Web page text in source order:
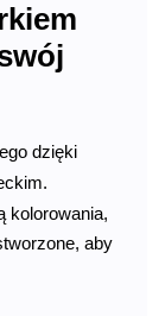
dzięki
kolorowania,
aby